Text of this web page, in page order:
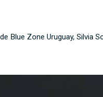
Blue Zone Uruguay, Silvia